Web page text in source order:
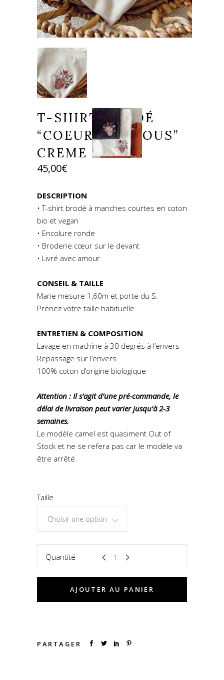
T-SHIRT BRODÉ
“COEUR SUR VOUS”
CREME
45,00€
DESCRIPTION
• T-shirt brodé à manches courtes en coton
bio et vegan
• Encolure ronde
• Broderie cœur sur le devant
• Livré avec amour
CONSEIL & TAILLE
Marie mesure 1,60m et porte du S.
Prenez votre taille habituelle.
ENTRETIEN & COMPOSITION
Lavage en machine à 30 degrés à l’envers
Repassage sur l’envers
100% coton d’origine biologique
Attention : Il s’agit d’une pré-commande, le
délai de livraison peut varier jusqu’à 2-3
semaines.
Le modèle camel est quasiment Out of
Stock et ne se refera pas car le modèle va
être arrêté.
Taille
Choisir une option
Quantité
AJOUTER AU PANIER
PARTAGER